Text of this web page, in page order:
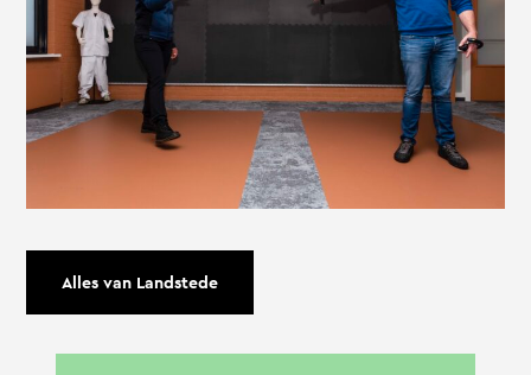
Alles van Landstede